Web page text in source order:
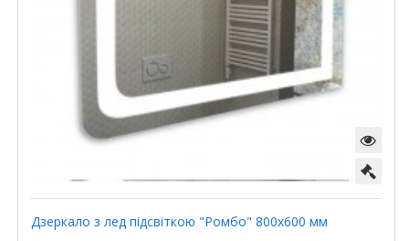
Дзеркало з лед підсвіткою "Ромбо" 800х600 мм